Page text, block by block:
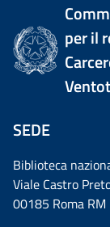
per il
SEDE
Biblioteca
Viale Castro
00185 Roma RM